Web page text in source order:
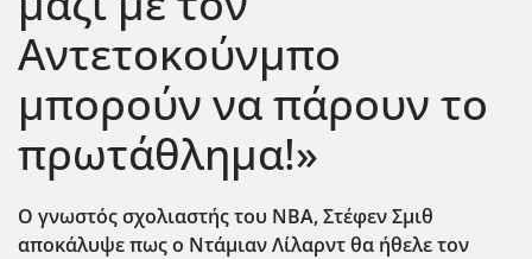
Αντετοκούνμπο
μπορούν να πάρουν το
πρωτάθλημα!»
Ο γνωστός σχολιαστής του ΝΒΑ, Στέφεν Σμιθ
αποκάλυψε πως ο Ντάμιαν Λίλαρντ θα ήθελε τον